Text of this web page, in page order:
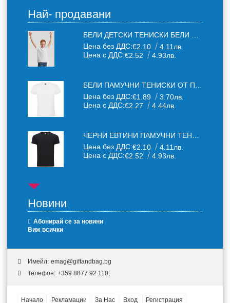
Най- продавани
Цена без ДДС:€2.10
4.11лв.
Цена с ДДС:€2.52 4.93лв.
Цена без ДДС:€1.89
3.70лв.
Цена с ДДС:€2.27 4.44лв.
Цена без ДДС:€2.10
4.11лв.
Цена с ДДС:€2.52 4.93лв.
Новини
Абонирай се за новини
Виж всички
Имейл: emag@giftandbag.bg
Телефон: +359 8877 92 110;
Начало Рекламации За Нас Вход Регистрация